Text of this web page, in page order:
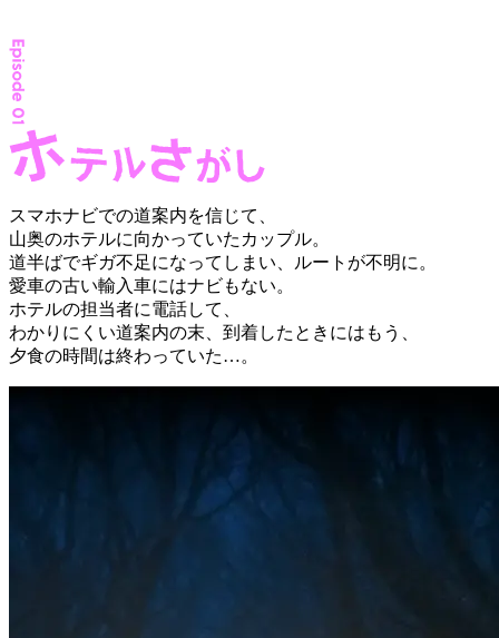
スマホナビでの道案内を信じて、
山奥のホテルに向かっていたカップル。
道半ばでギガ不足になってしまい、ルートが不明に。
愛車の古い輸入車にはナビもない。
ホテルの担当者に電話して、
わかりにくい道案内の末、到着したときにはもう、
夕食の時間は終わっていた…。